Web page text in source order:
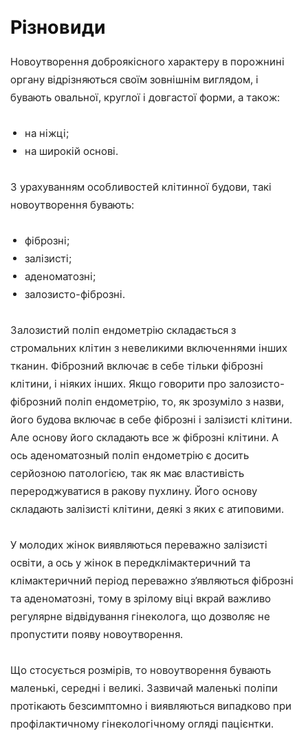
Різновиди
Новоутворення доброякісного характеру в порожнині
органу відрізняються своїм зовнішнім виглядом, і
бувають овальної, круглої і довгастої форми, а також:
на ніжці;
на широкій основі.
З урахуванням особливостей клітинної будови, такі
новоутворення бувають:
фіброзні;
залізисті;
аденоматозні;
залозисто-фіброзні.
Залозистий поліп ендометрію складається з
стромальних клітин з невеликими включеннями інших
тканин. Фіброзний включає в себе тільки фіброзні
клітини, і ніяких інших. Якщо говорити про залозисто-
фіброзний поліп ендометрію, то, як зрозуміло з назви,
його будова включає в себе фіброзні і залізисті клітини.
Але основу його складають все ж фіброзні клітини. А
ось аденоматозный поліп ендометрію є досить
серйозною патологією, так як має властивість
перероджуватися в ракову пухлину. Його основу
складають залізисті клітини, деякі з яких є атиповими.
У молодих жінок виявляються переважно залізисті
освіти, а ось у жінок в передклімактеричний та
клімактеричний період переважно з’являються фіброзні
та аденоматозні, тому в зрілому віці вкрай важливо
регулярне відвідування гінеколога, що дозволяє не
пропустити появу новоутворення.
Що стосується розмірів, то новоутворення бувають
маленькі, середні і великі. Зазвичай маленькі поліпи
протікають безсимптомно і виявляються випадково при
профілактичному гінекологічному огляді пацієнтки.